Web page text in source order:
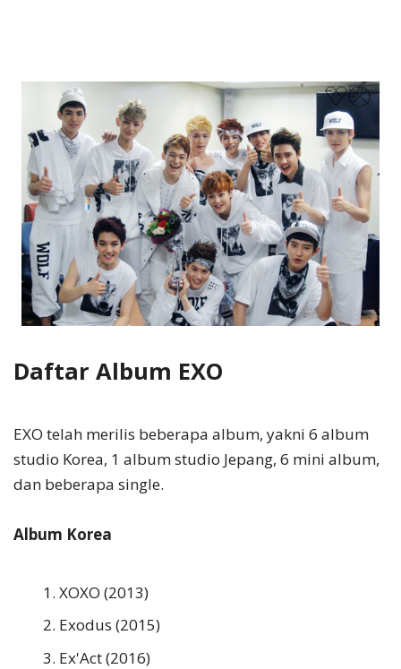
Daftar Album EXO
EXO telah merilis beberapa album, yakni 6 album
studio Korea, 1 album studio Jepang, 6 mini album,
dan beberapa single.
Album Korea
XOXO (2013)
Exodus (2015)
Ex'Act (2016)